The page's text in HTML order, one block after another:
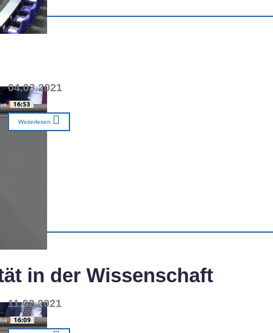
04.03.2021
Weiterlesen
in der Wissenschaft
11.02.2021